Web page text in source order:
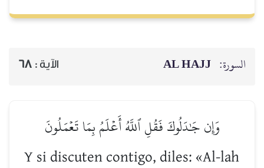
السورة: AL HAJJ الآية : 68
وَإِن جَٰدَلُوكَ فَقُلِ ٱللَّهُ أَعۡلَمُ بِمَا تَعۡمَلُونَ
Y si discuten contigo, diles: «Al-lah